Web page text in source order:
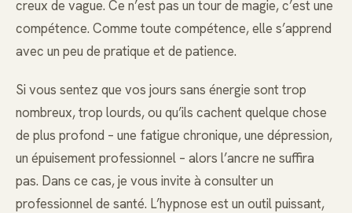
creux de vague. Ce n’est pas un tour de magie, c’est une
compétence. Comme toute compétence, elle s’apprend
avec un peu de pratique et de patience.
Si vous sentez que vos jours sans énergie sont trop
nombreux, trop lourds, ou qu’ils cachent quelque chose
de plus profond – une fatigue chronique, une dépression,
un épuisement professionnel – alors l’ancre ne suffira
pas. Dans ce cas, je vous invite à consulter un
professionnel de santé. L’hypnose est un outil puissant,